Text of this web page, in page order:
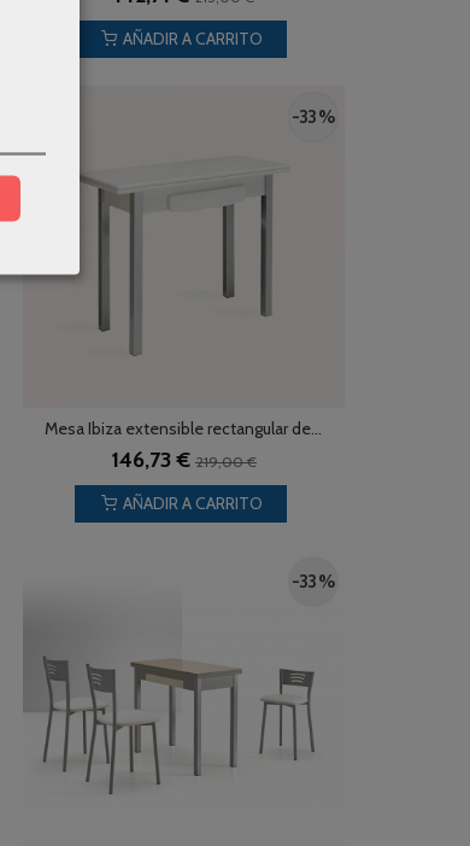
AÑADIR A CARRITO
-33 %
Mesa Ibiza extensible rectangular de...
146,73 € 219,00 €
AÑADIR A CARRITO
-33 %